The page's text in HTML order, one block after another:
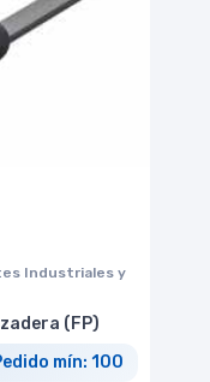
Industriales y
(FP)
mín: 100